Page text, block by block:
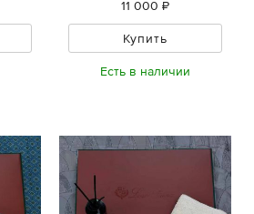
11 000 ₽
Купить
Есть в наличии